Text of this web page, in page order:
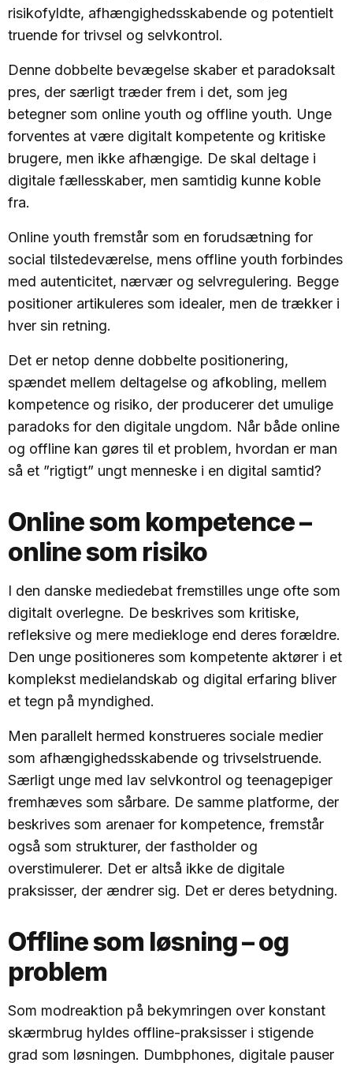
risikofyldte, afhængighedsskabende og potentielt
truende for trivsel og selvkontrol.
Denne dobbelte bevægelse skaber et paradoksalt
pres, der særligt træder frem i det, som jeg
betegner som online youth og offline youth. Unge
forventes at være digitalt kompetente og kritiske
brugere, men ikke afhængige. De skal deltage i
digitale fællesskaber, men samtidig kunne koble
fra.
Online youth fremstår som en forudsætning for
social tilstedeværelse, mens offline youth forbindes
med autenticitet, nærvær og selvregulering. Begge
positioner artikuleres som idealer, men de trækker i
hver sin retning.
Det er netop denne dobbelte positionering,
spændet mellem deltagelse og afkobling, mellem
kompetence og risiko, der producerer det umulige
paradoks for den digitale ungdom. Når både online
og offline kan gøres til et problem, hvordan er man
så et ”rigtigt” ungt menneske i en digital samtid?
Online som kompetence –
online som risiko
I den danske mediedebat fremstilles unge ofte som
digitalt overlegne. De beskrives som kritiske,
refleksive og mere mediekloge end deres forældre.
Den unge positioneres som kompetente aktører i et
komplekst medielandskab og digital erfaring bliver
et tegn på myndighed.
Men parallelt hermed konstrueres sociale medier
som afhængighedsskabende og trivselstruende.
Særligt unge med lav selvkontrol og teenagepiger
fremhæves som sårbare. De samme platforme, der
beskrives som arenaer for kompetence, fremstår
også som strukturer, der fastholder og
overstimulerer. Det er altså ikke de digitale
praksisser, der ændrer sig. Det er deres betydning.
Offline som løsning – og
problem
Som modreaktion på bekymringen over konstant
skærmbrug hyldes offline-praksisser i stigende
grad som løsningen. Dumbphones, digitale pauser